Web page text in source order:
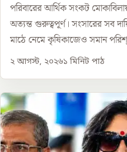
পরিবারের আর্থিক সংকট
অত্যন্ত গুরুত্বপূর্ণ। সংসারের সব
মাঠে নেমে কৃষিকাজেও সমান
২ আগস্ট, ২০২৬১ মিনিট পাঠ